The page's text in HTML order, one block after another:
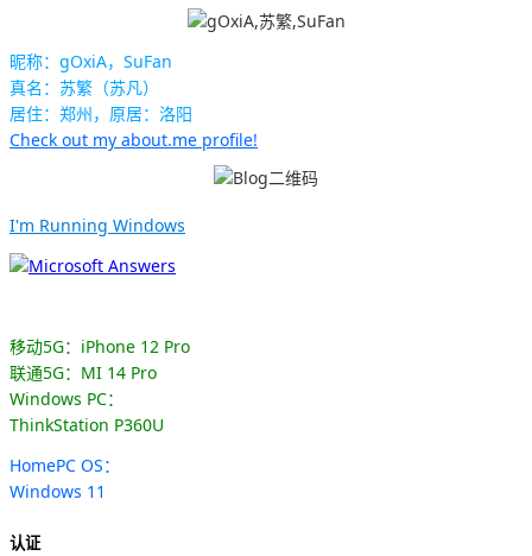
昵称：gOxiA，SuFan
真名：苏繁（苏凡）
居住：郑州，原居：洛阳
Check out my about.me profile!
I'm Running Windows
移动5G：iPhone 12 Pro
联通5G：MI 14 Pro
Windows PC：
ThinkStation P360U
HomePC OS：
Windows 11
认证